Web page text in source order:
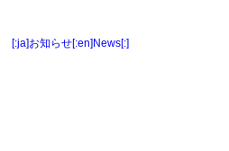
[:ja]お知らせ[:en]News[:]